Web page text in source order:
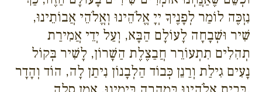
נִזְכֶּה לוֹמַר לְפָנֶיךָ יְיָ אֱלֹהֵינוּ וְאֱלֹהֵי אֲבוֹתֵינוּ,
שִׁיר וּשְׁבָחָה לָעוֹלָם הַבָּא, וְעַל יְדֵי אֲמִירַת
תְהִלִים תִתְעוֹרֵר חֲבַצֶלֶת הַשָׁרוֹן, לָשִׁיר בְּקוֹל
נָעִים גִילַת וְרַנֵן כְּבוֹד הַלְבָנוֹן נִיתַן לָה, הוֹד וְהָדָר